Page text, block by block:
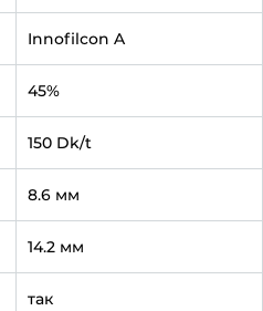
Innofilcon A
45%
150 Dk/t
8.6 мм
14.2 мм
так